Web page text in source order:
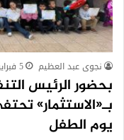
نجوى عبد العظيم 5 فبراير، 2026
بحضور الرئيس
بـ«الاستثمار»
يوم الطفل